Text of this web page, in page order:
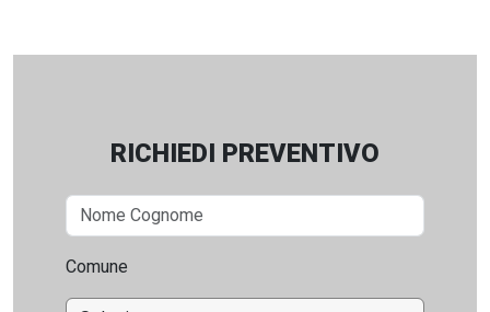
RICHIEDI PREVENTIVO
Comune